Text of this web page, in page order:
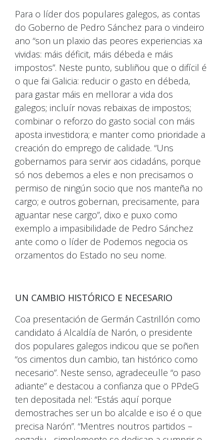
Para o líder dos populares galegos, as contas
do Goberno de Pedro Sánchez para o vindeiro
ano “son un plaxio das peores experiencias xa
vividas: máis déficit, máis débeda e máis
impostos”. Neste punto, subliñou que o difícil é
o que fai Galicia: reducir o gasto en débeda,
para gastar máis en mellorar a vida dos
galegos; incluír novas rebaixas de impostos;
combinar o reforzo do gasto social con máis
aposta investidora; e manter como prioridade a
creación do emprego de calidade. “Uns
gobernamos para servir aos cidadáns, porque
só nos debemos a eles e non precisamos o
permiso de ningún socio que nos manteña no
cargo; e outros gobernan, precisamente, para
aguantar nese cargo”, dixo e puxo como
exemplo a impasibilidade de Pedro Sánchez
ante como o líder de Podemos negocia os
orzamentos do Estado no seu nome.
UN CAMBIO HISTÓRICO E NECESARIO
Coa presentación de Germán Castrillón como
candidato á Alcaldía de Narón, o presidente
dos populares galegos indicou que se poñen
“os cimentos dun cambio, tan histórico como
necesario”. Neste senso, agradeceulle “o paso
adiante” e destacou a confianza que o PPdeG
ten depositada nel: “Estás aquí porque
demostraches ser un bo alcalde e iso é o que
precisa Narón”. “Mentres noutros partidos –